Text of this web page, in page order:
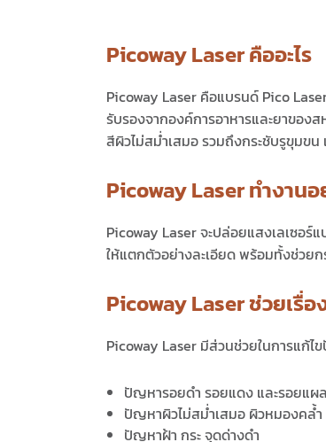
Picoway Laser คืออะไร
Picoway Laser คือแบรนด์ Pico
รับรองจากองค์การอาหารและยาขอ
สีผิวไม่สม่ำเสมอ รวมถึงกระชับรูขุมข
Picoway Laser ทำงานอ
Picoway Laserจะปล่อยแสงเลเซอร์
ให้แตกตัวอย่างละเอียด พร้อมทั้งช่วย
Picoway Laser ช่วยเรื่อ
Picoway Laser มีส่วนช่วยในการแก้
ปัญหารอยดำ รอยแดง และรอยแผ
ปัญหาผิวไม่สม่ำเสมอ ผิวหมองคล้ำ
ปัญหาฝ้า กระ จุดด่างดำ